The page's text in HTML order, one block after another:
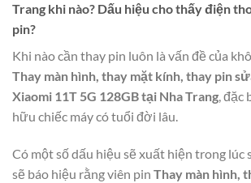
Trang khi nào? Dấu hiệu cho thấy điện
pin?
Khi nào cần thay pin luôn là vấn đề của
Thay màn hình, thay mặt kính, thay pin
Xiaomi 11T 5G 128GB tại Nha Trang, đặc
hữu chiếc máy có tuổi đời lâu.
Có một số dấu hiệu sẽ xuất hiện trong lúc
sẽ báo hiệu rằng viên pin Thay màn hình,